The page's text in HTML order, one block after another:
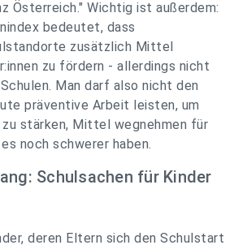
Österreich." Wichtig ist außerdem:
bedeutet, dass
zusätzlich Mittel
zu fördern - allerdings nicht
Man darf also nicht den
präventive Arbeit leisten, um
stärken, Mittel wegnehmen für
noch schwerer haben.
Schulsachen für Kinder
deren Eltern sich den Schulstart